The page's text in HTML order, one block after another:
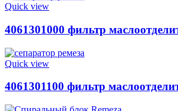
Quick view
4061301000 фильтр
Quick view
4061301100 фильтр